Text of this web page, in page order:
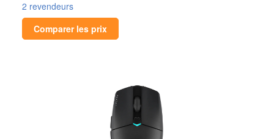
2 revendeurs
Comparer les prix